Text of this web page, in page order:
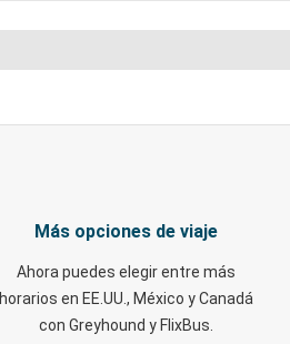
Más opciones de viaje
Ahora puedes elegir entre más
horarios en EE.UU., México y Canadá
con Greyhound y FlixBus.